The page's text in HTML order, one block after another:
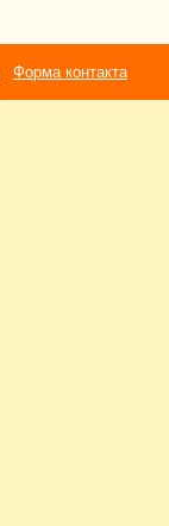
Форма контакта